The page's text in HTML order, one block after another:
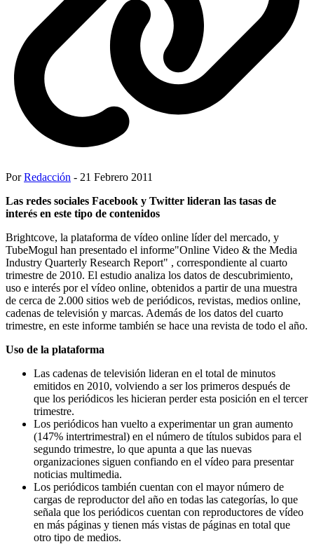
PorRedacción - 21 Febrero 2011
Las redes sociales Facebook y Twitter lideran las tasas de
interés en este tipo de contenidos
Brightcove, la plataforma de vídeo online líder del mercado, y
TubeMogul han presentado el informe"Online Video & the Media
Industry Quarterly Research Report" , correspondiente al cuarto
trimestre de 2010. El estudio analiza los datos de descubrimiento,
uso e interés por el vídeo online, obtenidos a partir de una muestra
de cerca de 2.000 sitios web de periódicos, revistas, medios online,
cadenas de televisión y marcas. Además de los datos del cuarto
trimestre, en este informe también se hace una revista de todo el año.
Uso de la plataforma
Las cadenas de televisión lideran en el total de minutos
emitidos en 2010, volviendo a ser los primeros después de
que los periódicos les hicieran perder esta posición en el tercer
trimestre.
Los periódicos han vuelto a experimentar un gran aumento
(147% intertrimestral) en el número de títulos subidos para el
segundo trimestre, lo que apunta a que las nuevas
organizaciones siguen confiando en el vídeo para presentar
noticias multimedia.
Los periódicos también cuentan con el mayor número de
cargas de reproductor del año en todas las categorías, lo que
señala que los periódicos cuentan con reproductores de vídeo
en más páginas y tienen más vistas de páginas en total que
otro tipo de medios.